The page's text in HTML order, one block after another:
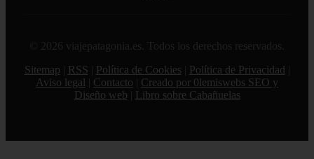
© 2026 viajepatagonia.es. Todos los derechos reservados.
Sitemap
RSS Política de Cookies Política de Privacidad
Aviso legal
Contacto
Creado por 0lemiswebs SEO y
Diseño web
Libro sobre Cabañuelas